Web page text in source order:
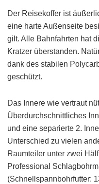
Der Reisekoffer ist
eine harte Außenseite
gilt. Alle Bahnfahrten hat
Kratzer überstanden.
dank des stabilen
geschützt.
Das Innere wie vertraut
Überdurchschnittliches
und eine separierte 2.
Unterschied zu vielen
Raumteiler unter zwei
Professional
(Schnellspannbohrfutter: